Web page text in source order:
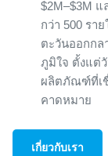
$2M–$3M แ
กว่า 500 รา
ตะวันออกกล
ภูมิใจ ตั้งแต่วั
ผลิตภัณฑ์ที่เ
คาดหมาย
เกี่ยวกับเรา